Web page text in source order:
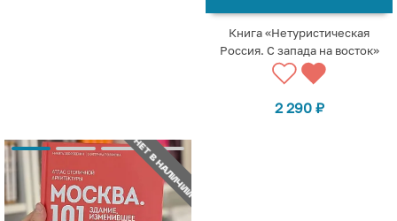
Книга «Нетуристическая
Россия. С запада на восток»
2 290 ₽
НЕТ В НАЛИЧИИ